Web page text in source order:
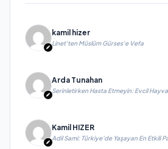
kamil hizer
Linet'ten Müslüm Gürses'e Vefa
Arda Tunahan
Serinletirken Hasta Etmeyin: Evcil
Kamil HIZER
Adil Sami: Türkiye’de Yaşayan En Etkili